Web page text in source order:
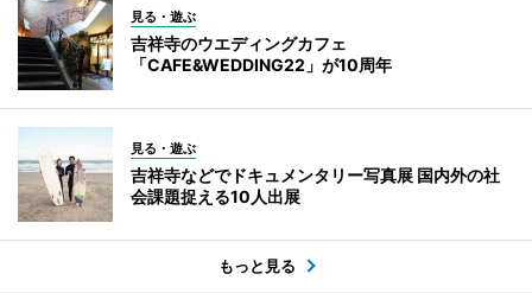
見る・遊ぶ
吉祥寺のウエディングカフェ
「CAFE&WEDDING22」が10周年
見る・遊ぶ
吉祥寺などでドキュメンタリー写真展 国内外の社
会課題捉える10人出展
もっと見る